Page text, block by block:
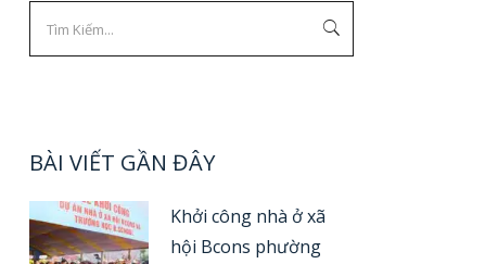
BÀI VIẾT GẦN ĐÂY
Khởi công nhà ở xã
hội Bcons phường